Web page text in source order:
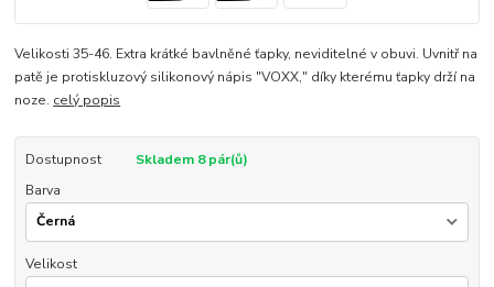
Velikosti 35-46. Extra krátké bavlněné ťapky, neviditelné v obuvi. Uvnitř na
patě je protiskluzový silikonový nápis "VOXX," díky kterému ťapky drží na
noze. celý popis
Dostupnost
Skladem 8 pár(ů)
Barva
Velikost